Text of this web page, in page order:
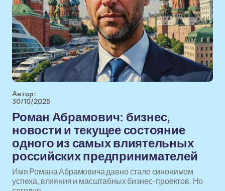
Автор:
30/10/2025
Роман Абрамович: бизнес,
новости и текущее состояние
одного из самых влиятельных
российских предпринимателей
Имя Романа Абрамовича давно стало синонимом
успеха, влияния и масштабных бизнес-проектов. Но